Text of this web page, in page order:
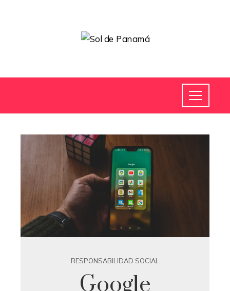
RESPONSABILIDAD SOCIAL
Google